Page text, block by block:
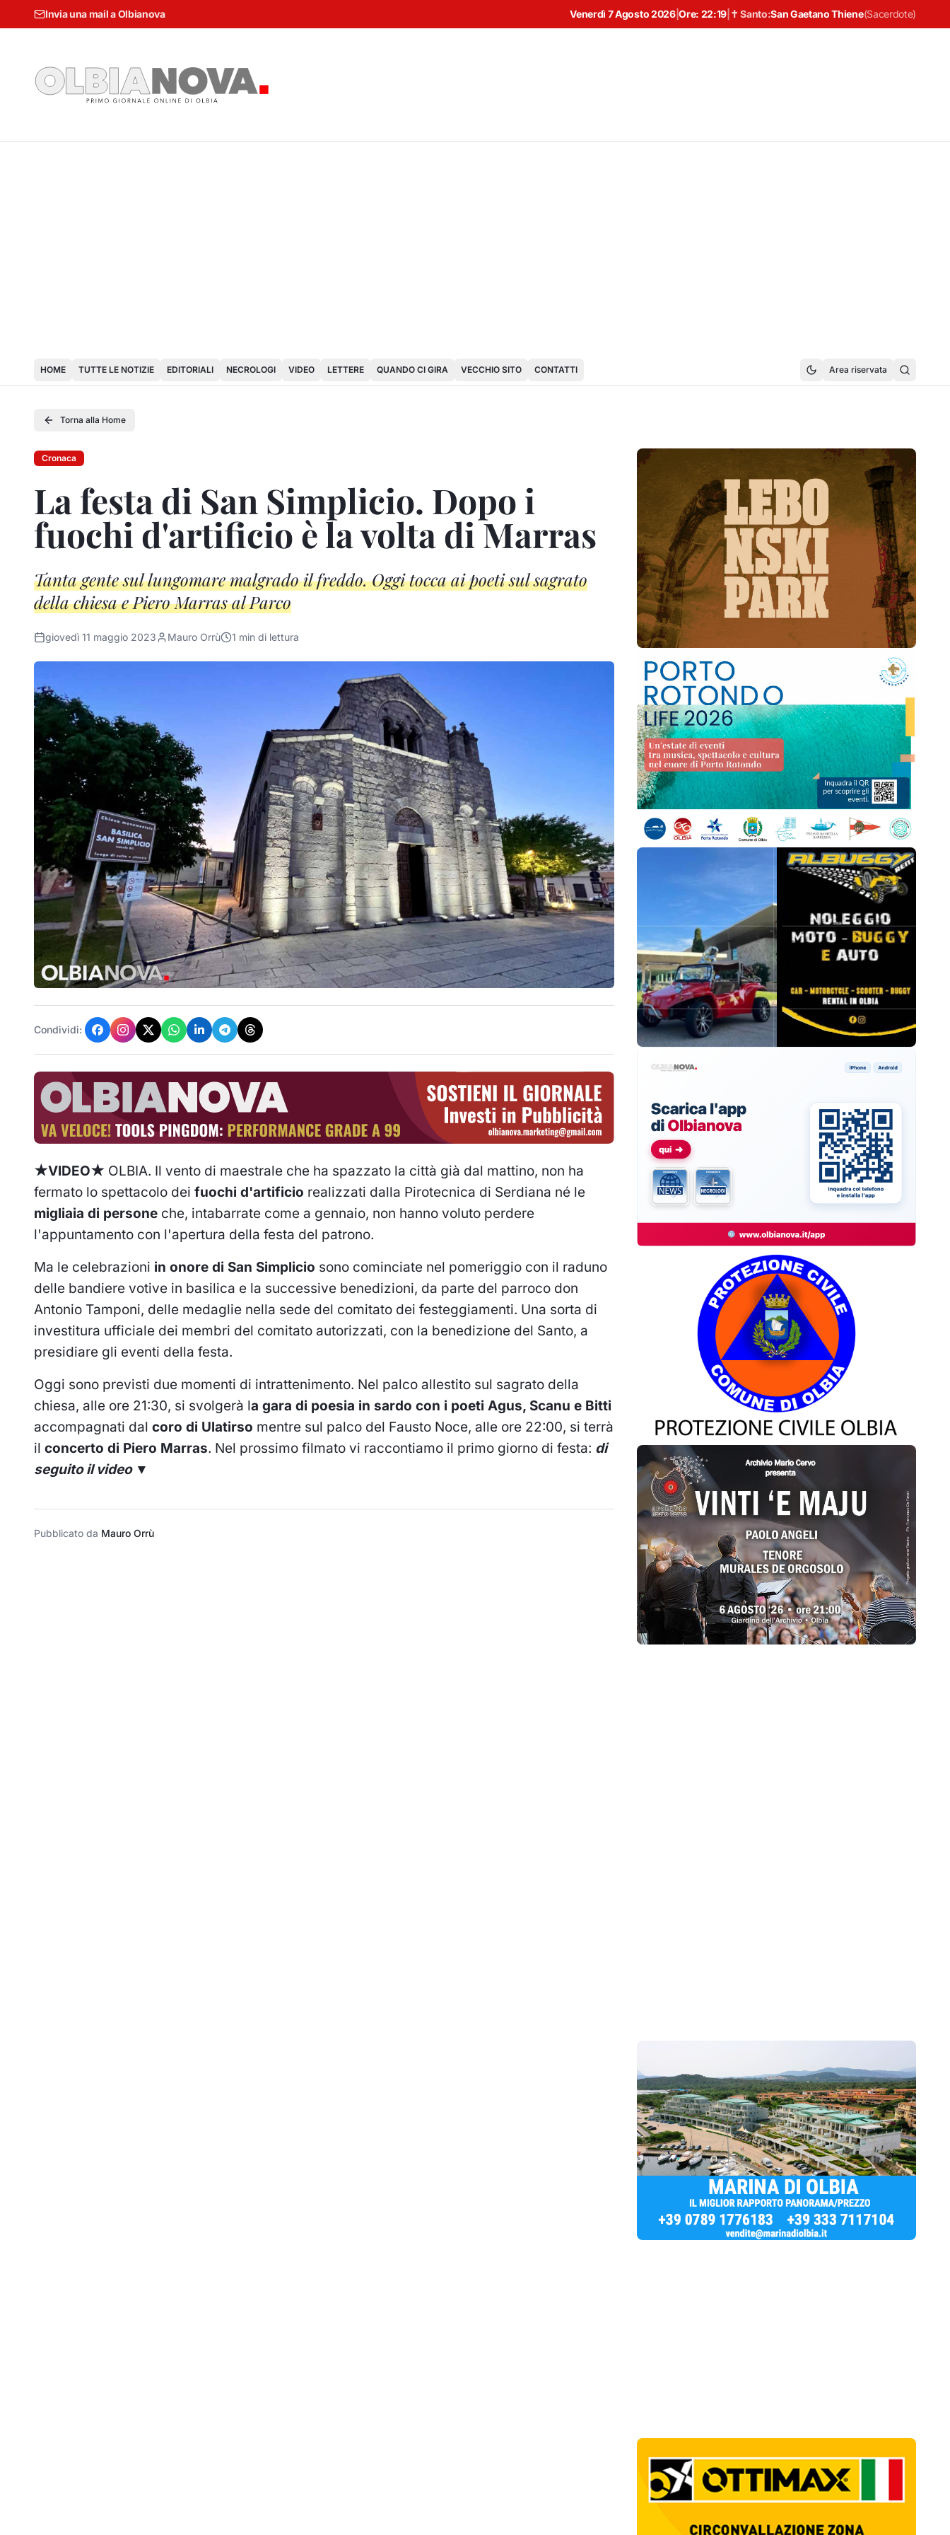
Invia una mail a Olbianova Venerdì 7 Agosto 2026|Ore: 22:19 ✝ Santo:San Gaetano Thiene(Sacerdote)
HOME TUTTE LE NOTIZIE EDITORIALI NECROLOGI VIDEO LETTERE QUANDO CI GIRA VECCHIO SITO CONTATTI Area riservata
Torna alla Home
Cronaca
La festa di San Simplicio. Dopo i
fuochi d'artificio è la volta di Marras
Tanta gente sul lungomare malgrado il freddo. Oggi tocca ai poeti sul sagrato
della chiesa e Piero Marras al Parco
giovedì 11 maggio 2023 Mauro Orrù 1 min di lettura
Condividi:
★VIDEO★ OLBIA. Il vento di maestrale che ha spazzato la città già dal mattino, non ha
fermato lo spettacolo dei fuochi d'artificio realizzati dalla Pirotecnica di Serdiana né le
migliaia di persone che, intabarrate come a gennaio, non hanno voluto perdere
l'appuntamento con l'apertura della festa del patrono.
Ma le celebrazioni in onore di San Simplicio sono cominciate nel pomeriggio con il raduno
delle bandiere votive in basilica e la successive benedizioni, da parte del parroco don
Antonio Tamponi, delle medaglie nella sede del comitato dei festeggiamenti. Una sorta di
investitura ufficiale dei membri del comitato autorizzati, con la benedizione del Santo, a
presidiare gli eventi della festa.
Oggi sono previsti due momenti di intrattenimento. Nel palco allestito sul sagrato della
chiesa, alle ore 21:30, si svolgerà la gara di poesia in sardo con i poeti Agus, Scanu e Bitti
accompagnati dal coro di Ulatirso mentre sul palco del Fausto Noce, alle ore 22:00, si terrà
il concerto di Piero Marras. Nel prossimo filmato vi raccontiamo il primo giorno di festa: di
seguito il video ▼
Pubblicato da Mauro Orrù